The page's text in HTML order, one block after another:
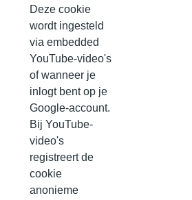
Deze cookie
wordt ingesteld
via embedded
YouTube-video's
of wanneer je
inlogt bent op je
Google-account.
Bij YouTube-
video's
registreert de
cookie
anonieme